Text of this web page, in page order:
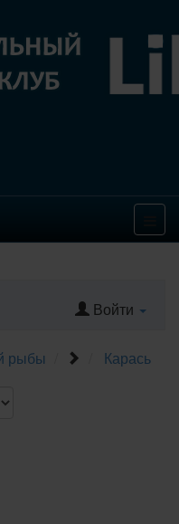
Войти
рыбы Карась